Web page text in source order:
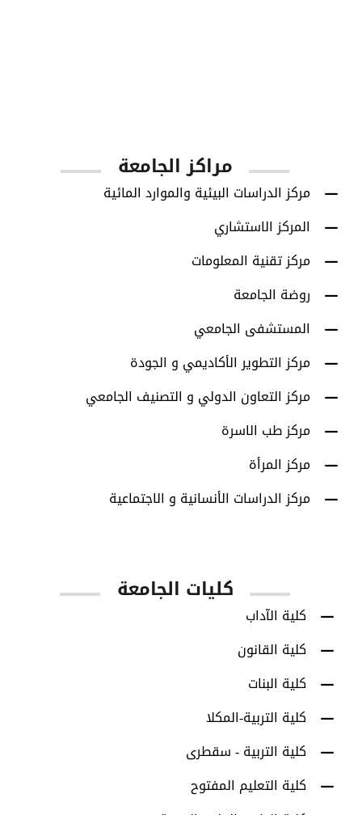
مراكز الجامعة
مركز الدراسات البيئية والموارد المائية
المركز الاستشاري
مركز تقنية المعلومات
روضة الجامعة
المستشفى الجامعي
مركز التطوير الأكاديمي و الجودة
مركز التعاون الدولي و التصنيف الجامعي
مركز طب الاسرة
مركز المرأة
مركز الدراسات الأنسانية و الاجتماعية
كليات الجامعة
كلية الآداب
كلية القانون
كلية البنات
كلية التربية-المكلا
كلية التربية - سقطرى
كلية التعليم المفتوح